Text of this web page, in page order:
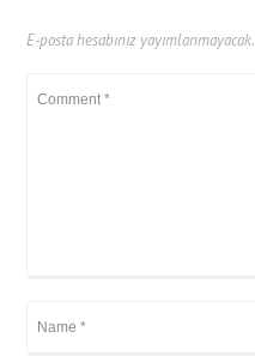
E-posta hesabınız yayımlanmayacak.